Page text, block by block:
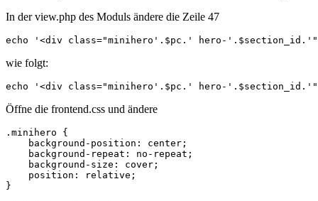
In der view.php des Moduls ändere die Zeile 47
echo '<div class="minihero'.$pc.' hero-
wie folgt:
echo '<div class="minihero'.$pc.' hero-
Öffne die frontend.css und ändere
.minihero {
    background-position: center;
    background-repeat: no-repeat;
    background-size: cover;
    position: relative;
}